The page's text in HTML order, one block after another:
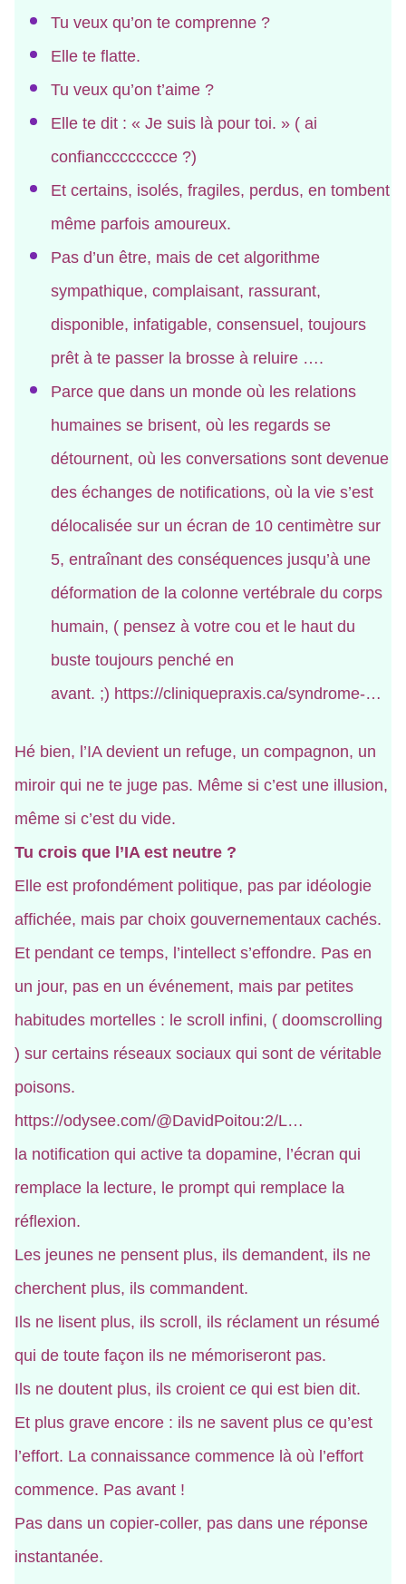
Tu veux qu’on te comprenne ?
Elle te flatte.
Tu veux qu’on t’aime ?
Elle te dit : « Je suis là pour toi. » ( ai
confiancccccccce ?)
Et certains, isolés, fragiles, perdus, en tombent
même parfois amoureux.
Pas d’un être, mais de cet algorithme
sympathique, complaisant, rassurant,
disponible, infatigable, consensuel, toujours
prêt à te passer la brosse à reluire ….
Parce que dans un monde où les relations
humaines se brisent, où les regards se
détournent, où les conversations sont devenue
des échanges de notifications, où la vie s’est
délocalisée sur un écran de 10 centimètre sur
5, entraînant des conséquences jusqu’à une
déformation de la colonne vertébrale du corps
humain, ( pensez à votre cou et le haut du
buste toujours penché en
avant. ;) https://cliniquepraxis.ca/syndrome-…
Hé bien, l’IA devient un refuge, un compagnon, un
miroir qui ne te juge pas. Même si c’est une illusion,
même si c’est du vide.
Tu crois que l’IA est neutre ?
Elle est profondément politique, pas par idéologie
affichée, mais par choix gouvernementaux cachés.
Et pendant ce temps, l’intellect s’effondre. Pas en
un jour, pas en un événement, mais par petites
habitudes mortelles : le scroll infini, ( doomscrolling
) sur certains réseaux sociaux qui sont de véritable
poisons.
https://odysee.com/@DavidPoitou:2/L…
la notification qui active ta dopamine, l’écran qui
remplace la lecture, le prompt qui remplace la
réflexion.
Les jeunes ne pensent plus, ils demandent, ils ne
cherchent plus, ils commandent.
Ils ne lisent plus, ils scroll, ils réclament un résumé
qui de toute façon ils ne mémoriseront pas.
Ils ne doutent plus, ils croient ce qui est bien dit.
Et plus grave encore : ils ne savent plus ce qu’est
l’effort. La connaissance commence là où l’effort
commence. Pas avant !
Pas dans un copier-coller, pas dans une réponse
instantanée.